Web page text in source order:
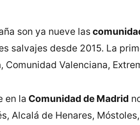
son ya nueve las
salvajes desde 2015. La
Comunidad Valenciana,
en la Comunidad de Madrid
Alcalá de Henares,